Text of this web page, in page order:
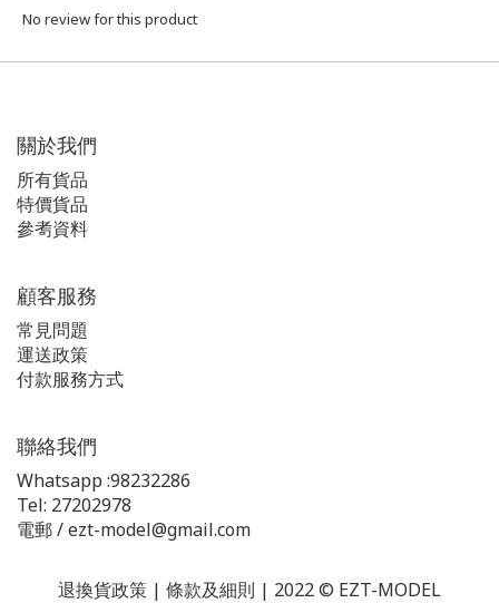
No review for this product
關於我們
所有貨品
特價貨品
參耉資料
顧客服務
常見問題
運送政策
付款服務方式
聯絡我們
Whatsapp :98232286
Tel: 27202978
電郵 / ezt-model@gmail.com
退換貨政策 | 條款及細則 | 2022 © EZT-MODEL